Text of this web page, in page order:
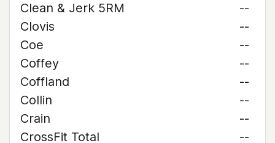
Clean & Jerk 5RM
--
Clovis
--
Coe
--
Coffey
--
Coffland
--
Collin
--
Crain
--
CrossFit Total
--